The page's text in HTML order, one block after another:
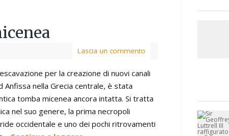
Lascia un commento
per la creazione di nuovi canali
Anfissa nella Grecia centrale, è stata
tomba micenea ancora intatta. Si tratta
nel suo genere, la prima necropoli
occidentale e uno dei pochi ritrovamenti